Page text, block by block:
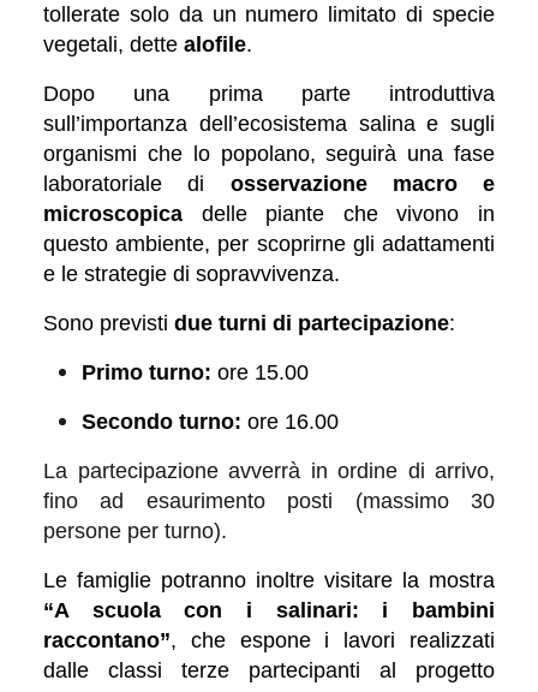
tollerate solo da un numero limitato di specie
vegetali, dette alofile.
Dopo una prima parte introduttiva
sull’importanza dell’ecosistema salina e sugli
organismi che lo popolano, seguirà una fase
laboratoriale di osservazione macro e
microscopica delle piante che vivono in
questo ambiente, per scoprirne gli adattamenti
e le strategie di sopravvivenza.
Sono previsti due turni di partecipazione:
Primo turno: ore 15.00
Secondo turno: ore 16.00
La partecipazione avverrà in ordine di arrivo,
fino ad esaurimento posti (massimo 30
persone per turno).
Le famiglie potranno inoltre visitare la mostra
“A scuola con i salinari: i bambini
raccontano”, che espone i lavori realizzati
dalle classi terze partecipanti al progetto